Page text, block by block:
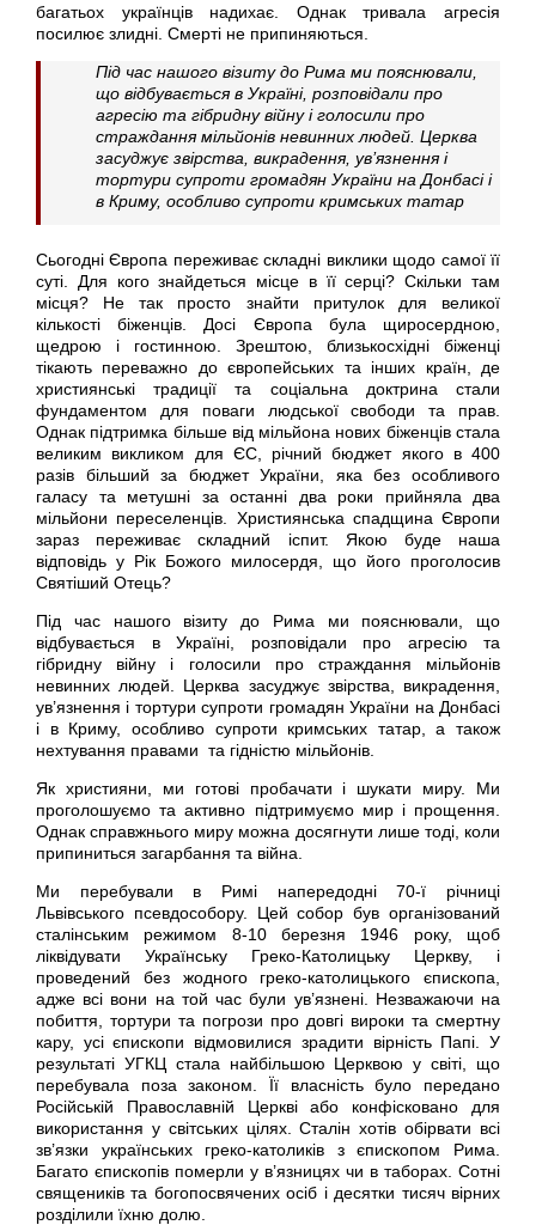
багатьох українців надихає. Однак тривала агресія
посилює злидні. Смерті не припиняються.
Під час нашого візиту до Рима ми пояснювали,
що відбувається в Україні, розповідали про
агресію та гібридну війну і голосили про
страждання мільйонів невинних людей. Церква
засуджує звірства, викрадення, ув’язнення і
тортури супроти громадян України на Донбасі і
в Криму, особливо супроти кримських татар
Сьогодні Європа переживає складні виклики щодо самої її
суті. Для кого знайдеться місце в її серці? Скільки там
місця? Не так просто знайти притулок для великої
кількості біженців. Досі Європа була щиросердною,
щедрою і гостинною. Зрештою, близькосхідні біженці
тікають переважно до європейських та інших країн, де
християнські традиції та соціальна доктрина стали
фундаментом для поваги людської свободи та прав.
Однак підтримка більше від мільйона нових біженців стала
великим викликом для ЄС, річний бюджет якого в 400
разів більший за бюджет України, яка без особливого
галасу та метушні за останні два роки прийняла два
мільйони переселенців. Християнська спадщина Європи
зараз переживає складний іспит. Якою буде наша
відповідь у Рік Божого милосердя, що його проголосив
Святіший Отець?
Під час нашого візиту до Рима ми пояснювали, що
відбувається в Україні, розповідали про агресію та
гібридну війну і голосили про страждання мільйонів
невинних людей. Церква засуджує звірства, викрадення,
ув’язнення і тортури супроти громадян України на Донбасі
і в Криму, особливо супроти кримських татар, а також
нехтування правами та гідністю мільйонів.
Як християни, ми готові пробачати і шукати миру. Ми
проголошуємо та активно підтримуємо мир і прощення.
Однак справжнього миру можна досягнути лише тоді, коли
припиниться загарбання та війна.
Ми перебували в Римі напередодні 70-ї річниці
Львівського псевдособору. Цей собор був організований
сталінським режимом 8-10 березня 1946 року, щоб
ліквідувати Українську Греко-Католицьку Церкву, і
проведений без жодного греко-католицького єпископа,
адже всі вони на той час були ув’язнені. Незважаючи на
побиття, тортури та погрози про довгі вироки та смертну
кару, усі єпископи відмовилися зрадити вірність Папі. У
результаті УГКЦ стала найбільшою Церквою у світі, що
перебувала поза законом. Її власність було передано
Російській Православній Церкві або конфісковано для
використання у світських цілях. Сталін хотів обірвати всі
зв’язки українських греко-католиків з єпископом Рима.
Багато єпископів померли у в’язницях чи в таборах. Сотні
священиків та богопосвячених осіб і десятки тисяч вірних
розділили їхню долю.